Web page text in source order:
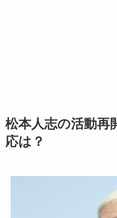
松本人志の活動再
応は？